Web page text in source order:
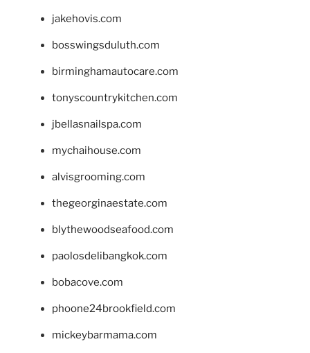
jakehovis.com
bosswingsduluth.com
birminghamautocare.com
tonyscountrykitchen.com
jbellasnailspa.com
mychaihouse.com
alvisgrooming.com
thegeorginaestate.com
blythewoodseafood.com
paolosdelibangkok.com
bobacove.com
phoone24brookfield.com
mickeybarmama.com